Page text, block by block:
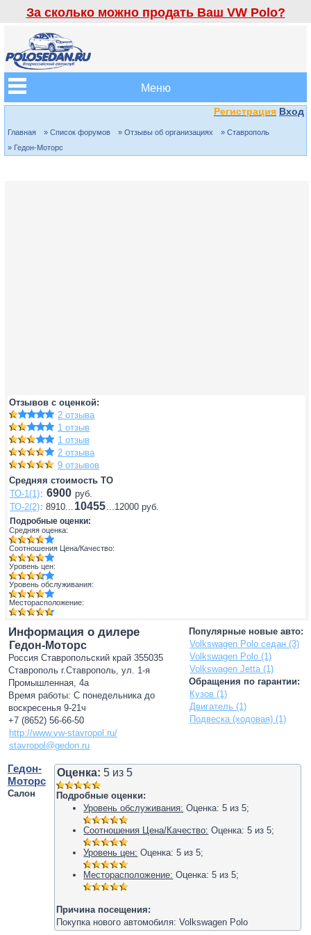
За сколько можно продать Ваш VW Polo?
Меню
Регистрация Вход
Главная » Список форумов » Отзывы об организациях
» Ставрополь
» Гедон-Моторс
Отзывов с оценкой:
2 отзыва
1 отзыв
1 отзыв
2 отзыва
9 отзывов
Средняя стоимость ТО
ТО-1(1): 6900 руб.
ТО-2(2): 8910... 10455...12000 руб.
Подробные оценки:
Средняя оценка:
Соотношения Цена/Качество:
Уровень цен:
Уровень обслуживания:
Месторасположение:
Популярные новые авто:
Volkswagen Polo седан (3)
Volkswagen Polo (1)
Volkswagen Jetta (1)
Обращения по гарантии:
Кузов (1)
Двигатель (1)
Подвеска (ходовая) (1)
Информация о дилере
Гедон-Моторс
Россия Ставропольский край 355035
Ставрополь г.Ставрополь, ул. 1-я
Промышленная, 4а
Время работы: С понедельника до
воскресенья 9-21ч
+7 (8652) 56-66-50
http://www.vw-stavropol.ru/
stavropol@gedon.ru
Оценка: 5 из5
Подробные оценки:
Уровень обслуживания: Оценка:5 из5;
Соотношения Цена/Качество: Оценка:5 из5;
Уровень цен: Оценка:5 из5;
Месторасположение: Оценка:5 из5;
Причина посещения:
Покупка нового автомобиля: Volkswagen Polo
Гедон-
Моторс
Салон